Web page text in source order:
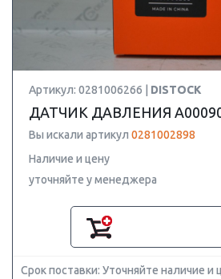
Артикул: 0281006266 | DISTOCK
ДАТЧИК ДАВЛЕНИЯ
Вы искали артикул 0281002898
Наличие и цену
уточняйте у менеджера
Срок поставки: Уточняйте наличие и